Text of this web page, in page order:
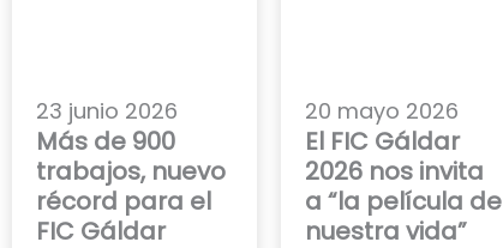
23 junio 2026
Más de 900
trabajos, nuevo
récord para el
FIC Gáldar
20 mayo 2026
El FIC Gáldar
2026 nos invita
a “la película de
nuestra vida”